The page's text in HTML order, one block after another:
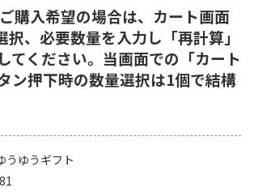
購入希望の場合は、カート画面
、必要数量を入力し「再計算」
てください。当画面での「カート
ン押下時の数量選択は1個で結構
うゆうギフト